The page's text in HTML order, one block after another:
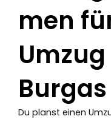
men
Burgas
Du planst einen